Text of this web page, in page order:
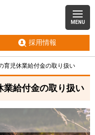
MENU
採用情報
育児休業給付金の取り扱い
業給付金の取り扱い